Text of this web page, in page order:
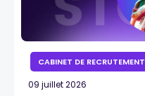
CABINET DE RECRUTEMENT
09 juillet 2026